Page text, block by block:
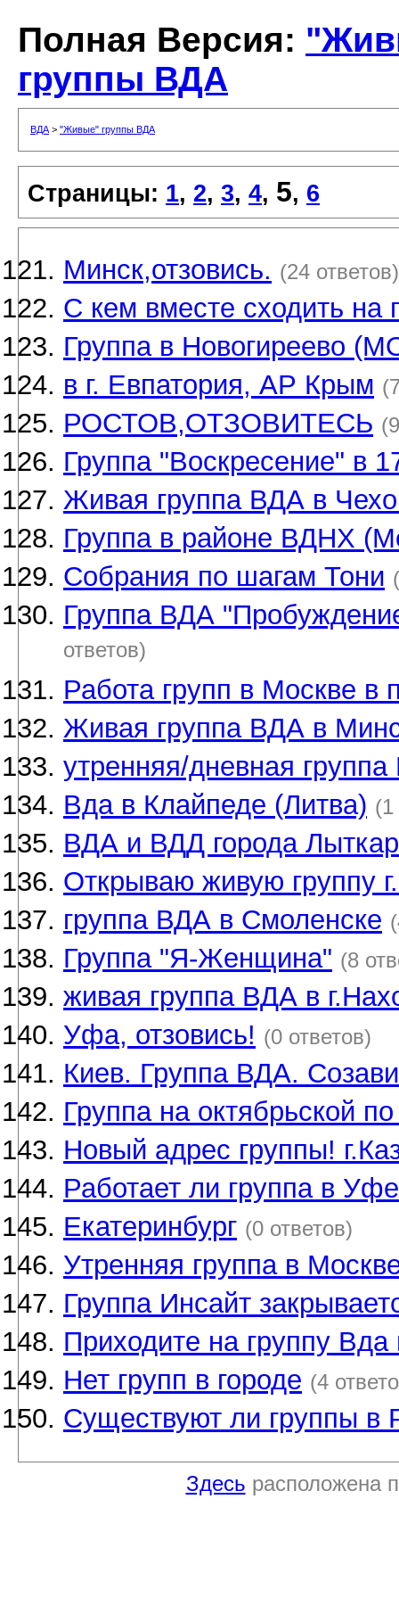
Полная Версия:
группы ВДА
ВДА > "Живые" группы ВДА
Страницы: 1, 2, 3, 4, 5, 6
Минск,отзовись. (24 ответов)
С кем вместе сходить на
Группа в Новогиреево
в г. Евпатория, АР Крым
РОСТОВ,ОТЗОВИТЕСЬ
Группа "Воскресение" в
Живая группа ВДА в
Группа в районе ВДНХ
Собрания по шагам Тони
Группа ВДА
ответов)
Работа групп в Москве в
Живая группа ВДА в
утренняя/дневная
Вда в Клайпеде (Литва) (1
ВДА и ВДД города
Открываю живую группу
группа ВДА в Смоленске
Группа "Я-Женщина" (8
живая группа ВДА в
Уфа, отзовись! (0 ответов)
Киев. Группа ВДА.
Группа на октябрьской
Новый адрес группы!
Работает ли группа в
Екатеринбург (0 ответов)
Утренняя группа в
Группа Инсайт
Приходите на группу Вда
Нет групп в городе (4
Существуют ли группы в
Здесь расположена